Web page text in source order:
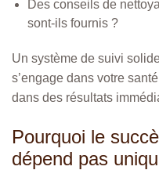
Des conseils de
sont-ils fournis ?
Un système de suivi
s’engage dans votre
dans des résultats
Pourquoi le
dépend pas